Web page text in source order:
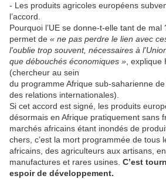
- Les produits agricoles européens
l’accord.
Pourquoi l’UE se donne-t-elle tant de mal
permet de « ne pas perdre le lien avec
l'oublie trop souvent, nécessaires à
que débouchés économiques » ,
(chercheur au sein
du programme Afrique sub-saharienne
des relations internationales).
Si cet accord est signé, les produits
désormais en Afrique pratiquement sans
marchés africains étant inondés de
chers, c’est la mort programmée de tous
africains, des agriculteurs aux artisans,
manufactures et rares usines. C’est
espoir de développement.